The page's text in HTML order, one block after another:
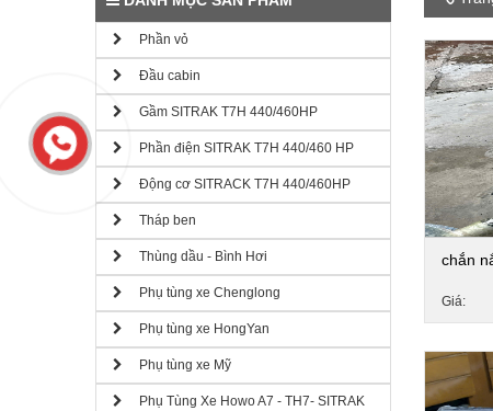
Phần vỏ
Đầu cabin
Gầm SITRAK T7H 440/460HP
Phần điện SITRAK T7H 440/460 HP
Động cơ SITRACK T7H 440/460HP
Tháp ben
Thùng dầu - Bình Hơi
Phụ tùng xe Chenglong
Phụ tùng xe HongYan
Phụ tùng xe Mỹ
Phụ Tùng Xe Howo A7 - TH7- SITRAK
chắn
Giá: